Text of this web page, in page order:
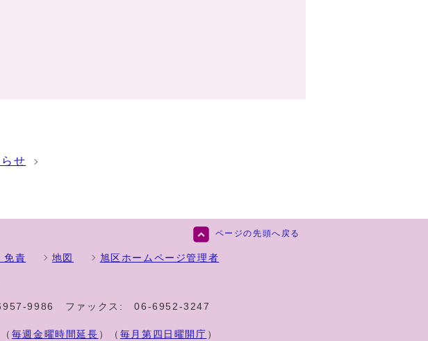
せ
ページの先頭へ戻る
免責 地図
旭区ホームページ管理者
9986 ファックス: 06-6952-3247
毎週金曜時間延長 ）（ 毎月第四日曜開庁 ）